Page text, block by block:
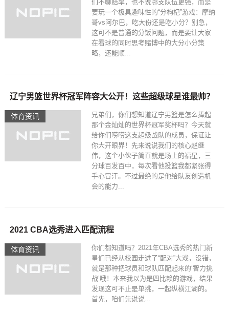
们不聊赔率，也不说哪支队伍更强，而是
要玩一个极具趣味性的“分枸杞”游戏：摩纳
哥vs阿尔巴，吃大份还是吃小分？别急，
这可不是普通的分饭问题，而是要让大家
在看球的同时思考赌博中的大分小分策
略，还能顺...
体育资讯
辽宁男篮世界杯冠军阵容大公开！这些超级球星谁最帅？
兄弟们，你们想知道辽宁男篮是怎么捧起
那个金灿灿的世界杯冠军奖杯吗？今天就
给你们唠唠这支超级战队的成员，保证让
你大开眼界！先来说说我们的核心赵继
伟，这个小伙子简直就是场上的福星，三
分球百发百中，每次看他投篮我都紧张得
手心冒汗。不过最绝的是他给队友创造机
会的能力...
体育资讯
2021 CBA选秀进入匹配流程
你们都知道吗？2021年CBA选秀的热门新
星们已经从校园走进了“配对”大戏，没错，
就是那种把球员和球队匹配起来的‘智力挑
战’哦！本来我以为是四比赖的游戏，结果
发现这可不止是单挑，一起纵横江湖的。
首先，咱们先说说...